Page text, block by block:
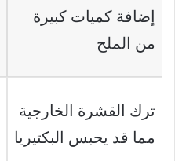
إضافة كميات كبيرة
من الملح
ترك القشرة الخارجية
مما قد يحبس البكتيريا